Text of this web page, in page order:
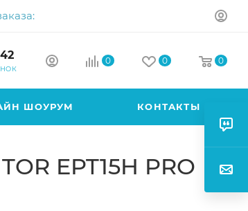
0 0 0
ШОУРУМ КОНТАКТЫ
EPT15H PRO